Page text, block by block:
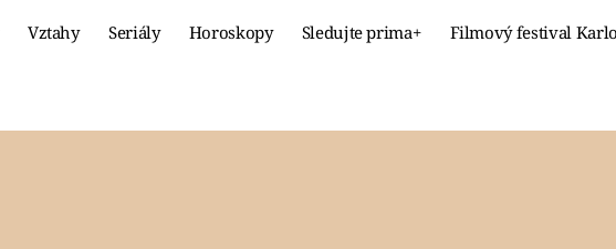
Vztahy Seriály Horoskopy Sledujte prima+ Filmový festival